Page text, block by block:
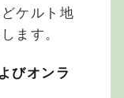
ケルト地
ます。
びオンラ